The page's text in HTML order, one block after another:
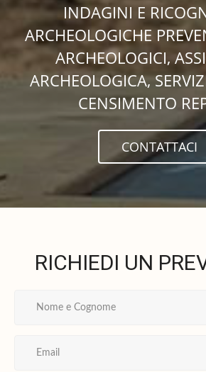
INDAGINI E
ARCHEOLOGICHE
ARCHEOLOGICI,
ARCHEOLOGICA,
CENSIMENTO
CONTATTACI
RICHIEDI UN